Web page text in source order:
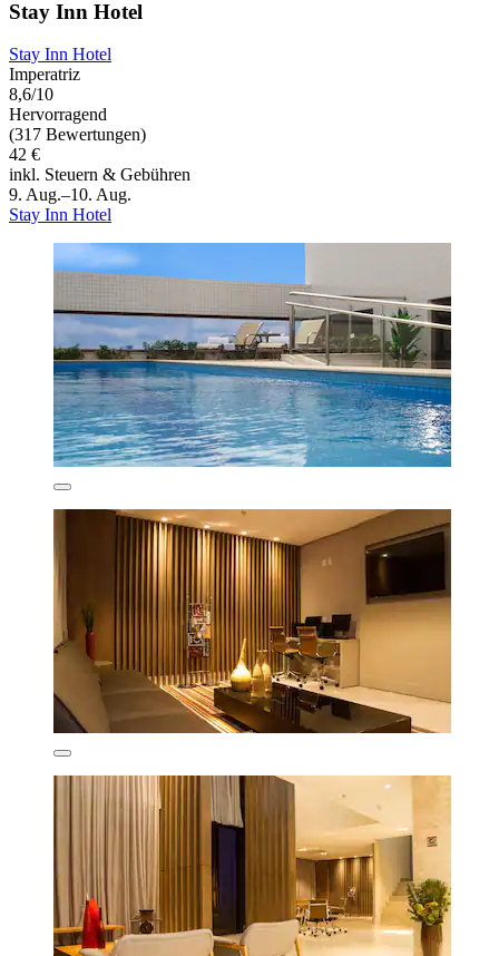
Stay Inn Hotel
Stay Inn Hotel
Imperatriz
8,6/10
Hervorragend
(317 Bewertungen)
42 €
inkl. Steuern & Gebühren
9. Aug.–10. Aug.
Stay Inn Hotel